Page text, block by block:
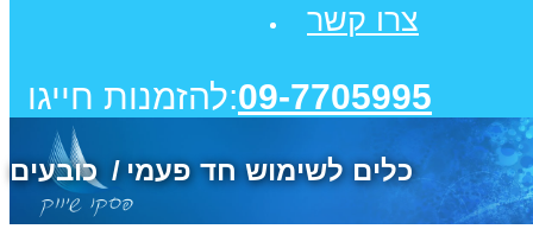
צרו קשר
להזמנות חייגו:09-7705995
כלים לשימוש חד פעמי כובעים